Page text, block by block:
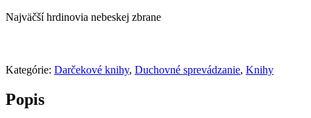
Najväčší hrdinovia nebeskej zbrane
Kategórie: Darčekové knihy, Duchovné sprevádzanie, Knihy
Popis